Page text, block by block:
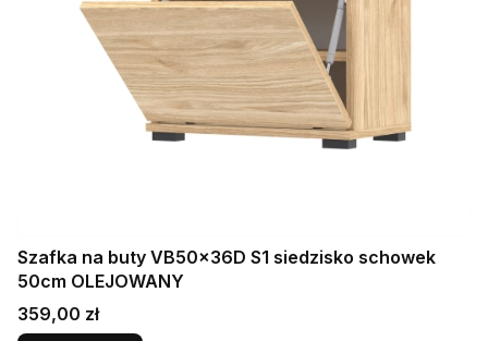
Szafka na buty VB50x36D S1 siedzisko schowek
50cm OLEJOWANY
Cena
359,00 zł